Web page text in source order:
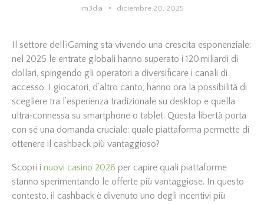
im3dia diciembre 20, 2025
Il settore dell’iGaming sta vivendo una crescita esponenziale:
nel 2025 le entrate globali hanno superato i 120 miliardi di
dollari, spingendo gli operatori a diversificare i canali di
accesso. I giocatori, d’altro canto, hanno ora la possibilità di
scegliere tra l’esperienza tradizionale su desktop e quella
ultra‑connessa su smartphone o tablet. Questa libertà porta
con sé una domanda cruciale: quale piattaforma permette di
ottenere il cashback più vantaggioso?
Scopri i nuovi casino 2026 per capire quali piattaforme
stanno sperimentando le offerte più vantaggiose. In questo
contesto, il cashback è divenuto uno degli incentivi più